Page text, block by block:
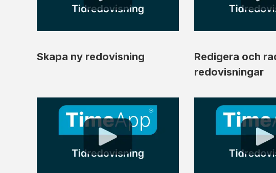
Skapa ny redovisning
Redigera och
redovisningar